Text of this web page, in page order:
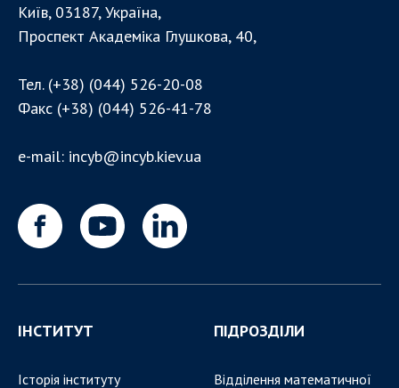
Київ, 03187, Україна,
Проспект Академіка Глушкова, 40,
Тел. (+38) (044) 526-20-08
Факс (+38) (044) 526-41-78
e-mail: incyb@incyb.kiev.ua
ІНСТИТУТ
Історія інституту
ПІДРОЗДІЛИ
Відділення математичної